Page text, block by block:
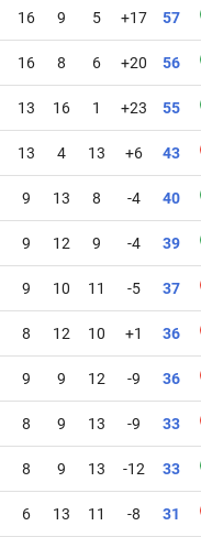
16 9 5 +17 57
16 8 6 +20 56
13 16 1 +23 55
13 4 13 +6 43
9 13 8 -4 40
9 12 9 -4 39
9 10 11 -5 37
8 12 10 +1 36
9 9 12 -9 36
8 9 13 -9 33
8 9 13 -12 33
6 13 11 -8 31